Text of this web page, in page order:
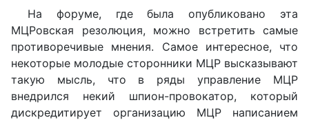
На форуме, где была опубликовано эта
МЦРовская резолюция, можно встретить самые
противоречивые мнения. Самое интересное, что
некоторые молодые сторонники МЦР высказывают
такую мысль, что в ряды управление МЦР
внедрился некий шпион-провокатор, который
дискредитирует организацию МЦР написанием